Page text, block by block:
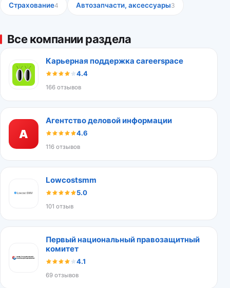
Страхование4 Автозапчасти, аксессуары3
Все компании раздела
Карьерная поддержка careerspace
4.4
166 отзывов
А
Агентство деловой информации
4.6
116 отзывов
Lowcostsmm
5.0
101 отзыв
Первый национальный правозащитный
комитет
4.1
69 отзывов